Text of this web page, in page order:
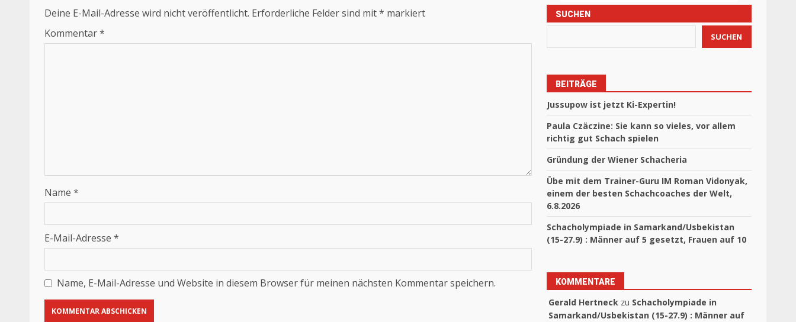
Deine E-Mail-Adresse wird nicht veröffentlicht. Erforderliche Felder sind mit* markiert
Kommentar*
Name *
E-Mail-Adresse *
Name, E-Mail-Adresse und Website in diesem Browser für meinen nächsten Kommentar speichern.
SUCHEN
SUCHEN
BEITRÄGE
Jussupow ist jetzt Ki-Expertin!
Paula Czäczine: Sie kann so vieles, vor allem
richtig gut Schach spielen
Gründung der Wiener Schacheria
Übe mit dem Trainer-Guru IM Roman Vidonyak,
einem der besten Schachcoaches der Welt,
6.8.2026
Schacholympiade in Samarkand/Usbekistan
(15-27.9) : Männer auf 5 gesetzt, Frauen auf 10
KOMMENTARE
Gerald Hertneck zu Schacholympiade in
Samarkand/Usbekistan (15-27.9) : Männer auf